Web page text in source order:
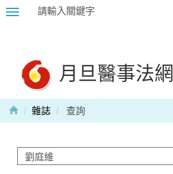
Toggle
月旦醫事法網
雜誌 查詢